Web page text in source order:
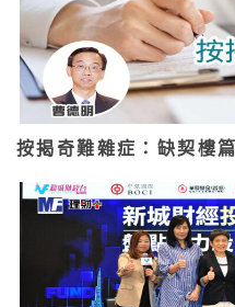
按揭奇難雜症：缺契樓篇